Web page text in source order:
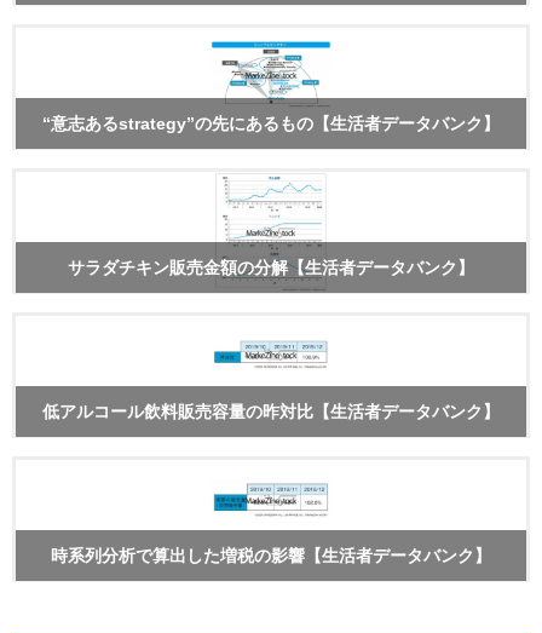
“意志あるstrategy”の先にあるもの【生活者データバンク】
サラダチキン販売金額の分解【生活者データバンク】
低アルコール飲料販売容量の昨対比【生活者データバンク】
時系列分析で算出した増税の影響【生活者データバンク】